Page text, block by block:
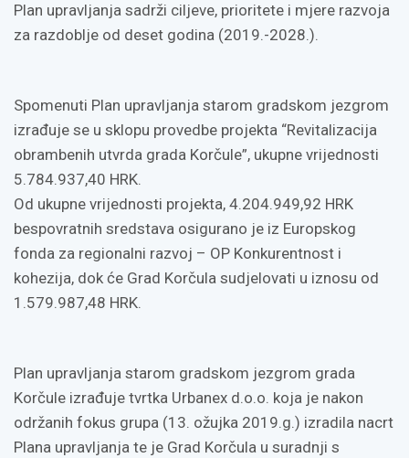
Plan upravljanja sadrži ciljeve, prioritete i mjere razvoja
za razdoblje od deset godina (2019.-2028.).
Spomenuti Plan upravljanja starom gradskom jezgrom
izrađuje se u sklopu provedbe projekta “Revitalizacija
obrambenih utvrda grada Korčule”, ukupne vrijednosti
5.784.937,40 HRK.
Od ukupne vrijednosti projekta, 4.204.949,92 HRK
bespovratnih sredstava osigurano je iz Europskog
fonda za regionalni razvoj – OP Konkurentnost i
kohezija, dok će Grad Korčula sudjelovati u iznosu od
1.579.987,48 HRK.
Plan upravljanja starom gradskom jezgrom grada
Korčule izrađuje tvrtka Urbanex d.o.o. koja je nakon
održanih fokus grupa (13. ožujka 2019.g.) izradila nacrt
Plana upravljanja te je Grad Korčula u suradnji s